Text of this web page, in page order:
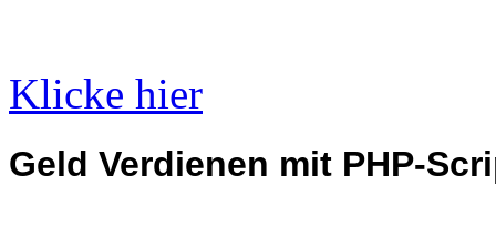
Klicke hier
Geld Verdienen mit PHP-